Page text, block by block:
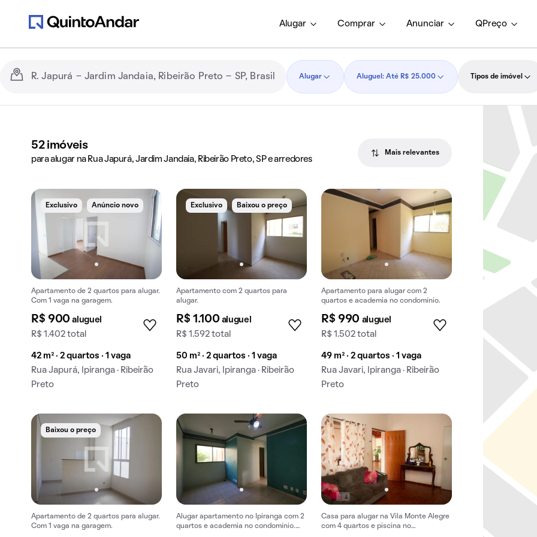
Alugar Comprar Anunciar QPreço
Alugar Aluguel: Até R$ 25.000 Tipos de imóvel
52 imóveis
para alugar na Rua Japurá, Jardim Jandaia, Ribeirão Preto, SP e arredores
Mais relevantes
Exclusivo Anúncio novo
Apartamento de 2 quartos para alugar.
Com 1 vaga na garagem.
R$ 900aluguel
R$ 1.402 total
42 m² · 2 quartos · 1 vaga
Rua Japurá, Ipiranga · Ribeirão
Preto
Exclusivo Baixou o preço
Apartamento com 2 quartos para
alugar.
R$ 1.100 aluguel
R$ 1.592 total
50 m² · 2 quartos · 1 vaga
Rua Javari, Ipiranga · Ribeirão
Preto
Apartamento para alugar com 2
quartos e academia no condomínio.
R$ 990 aluguel
R$ 1.502 total
49 m² · 2 quartos · 1 vaga
Rua Javari, Ipiranga · Ribeirão
Preto
Baixou o preço
Apartamento de 2 quartos para alugar.
Com 1 vaga na garagem.
Alugar apartamento no Ipiranga com 2
quartos e academia no condomínio.
Casa para alugar na Vila Monte Alegre
com 4 quartos e piscina no